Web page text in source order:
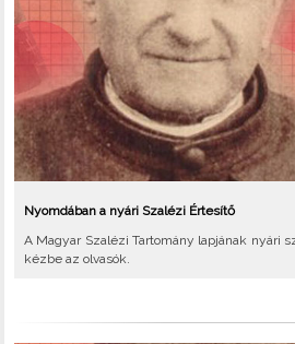
Nyomdában a nyári Szalézi Értesítő
A Magyar Szalézi Tartomány lapjának nyári
kézbe az olvasók.